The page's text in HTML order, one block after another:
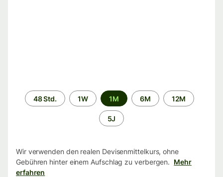
Zeitraum
48 Std. 1W 1M 6M 12M
5J
Wir verwenden den realen Devisenmittelkurs, ohne
Gebühren hinter einem Aufschlag zu verbergen. Mehr
erfahren